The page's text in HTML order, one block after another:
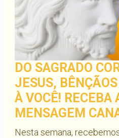
DO SAGRADO
JESUS,
À VOCÊ! RECEBA
MENSAGEM
Nesta semana,